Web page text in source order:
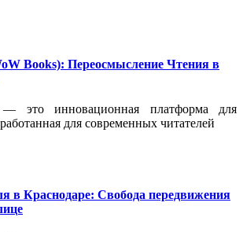
Books): Переосмысление Чтения в
это инновационная платформа для
для современных читателей
в Краснодаре: Свобода передвижения